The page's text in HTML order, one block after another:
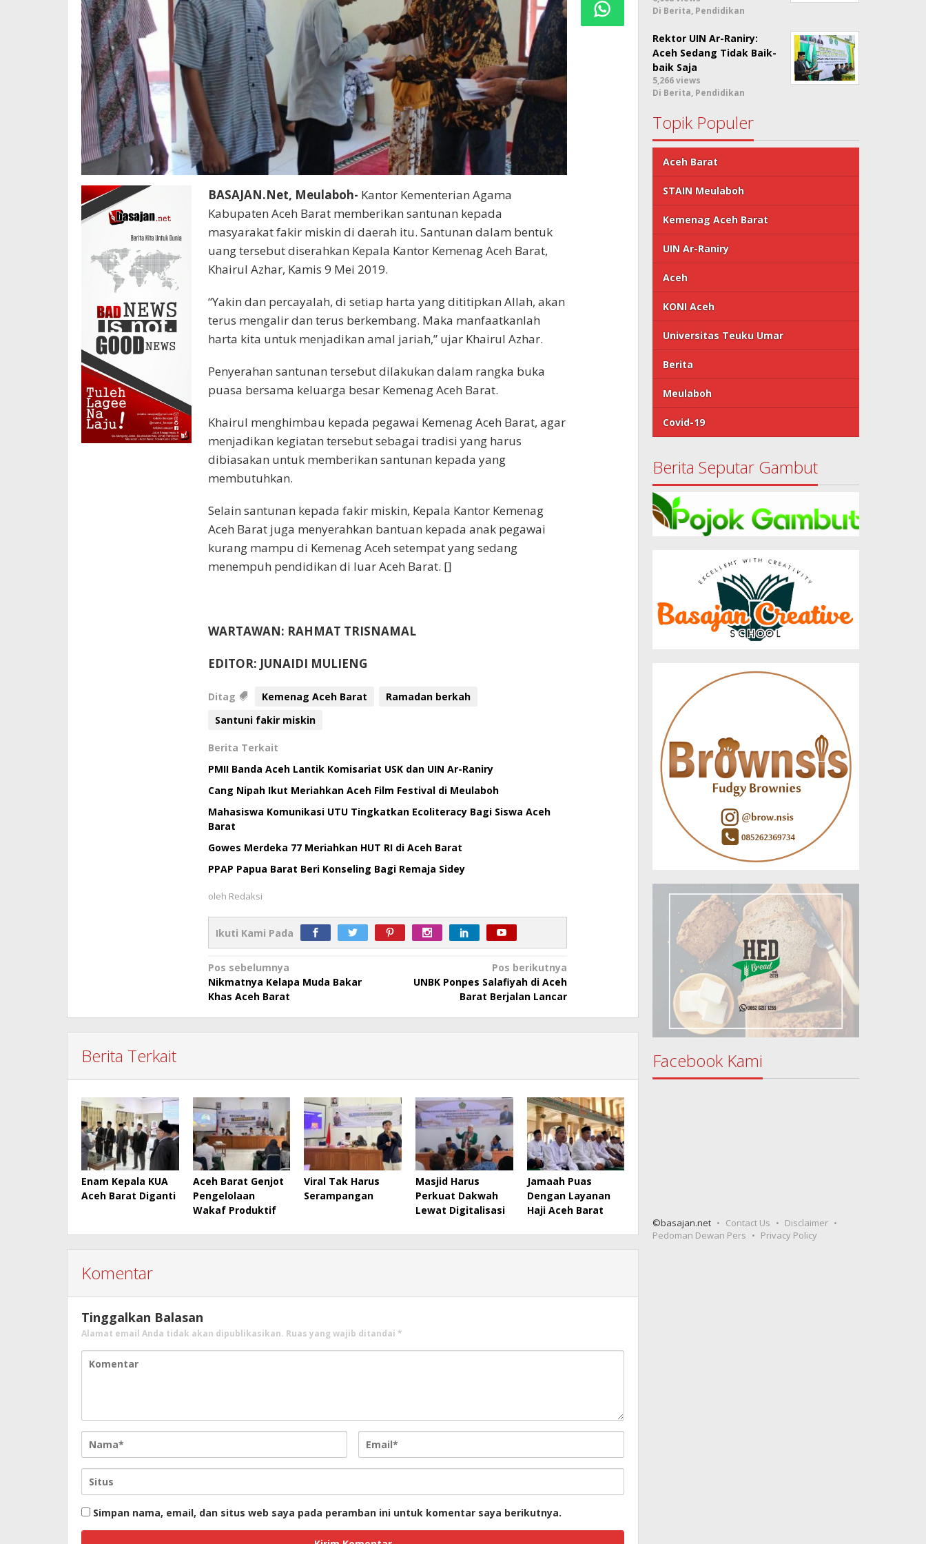
BASAJAN.Net, Meulaboh- Kantor Kementerian Agama
Kabupaten Aceh Barat memberikan santunan kepada
masyarakat fakir miskin di daerah itu. Santunan dalam bentuk
uang tersebut diserahkan Kepala Kantor Kemenag Aceh Barat,
Khairul Azhar, Kamis 9 Mei 2019.
“Yakin dan percayalah, di setiap harta yang dititipkan Allah, akan
terus mengalir dan terus berkembang. Maka manfaatkanlah
harta kita untuk menjadikan amal jariah,” ujar Khairul Azhar.
Penyerahan santunan tersebut dilakukan dalam rangka buka
puasa bersama keluarga besar Kemenag Aceh Barat.
Khairul menghimbau kepada pegawai Kemenag Aceh Barat, agar
menjadikan kegiatan tersebut sebagai tradisi yang harus
dibiasakan untuk memberikan santunan kepada yang
membutuhkan.
Selain santunan kepada fakir miskin, Kepala Kantor Kemenag
Aceh Barat juga menyerahkan bantuan kepada anak pegawai
kurang mampu di Kemenag Aceh setempat yang sedang
menempuh pendidikan di luar Aceh Barat. []
WARTAWAN: RAHMAT TRISNAMAL
EDITOR: JUNAIDI MULIENG
Ditag Kemenag Aceh Barat
Ramadan berkah
Santuni fakir miskin
Berita Terkait
PMII Banda Aceh Lantik Komisariat USK dan UIN Ar-Raniry
Cang Nipah Ikut Meriahkan Aceh Film Festival di Meulaboh
Mahasiswa Komunikasi UTU Tingkatkan Ecoliteracy Bagi Siswa Aceh
Barat
Gowes Merdeka 77 Meriahkan HUT RI di Aceh Barat
PPAP Papua Barat Beri Konseling Bagi Remaja Sidey
oleh Redaksi
Ikuti Kami Pada
Navigasi
pos
Pos sebelumnya
Nikmatnya Kelapa Muda Bakar
Khas Aceh Barat
Pos berikutnya
UNBK Ponpes Salafiyah di Aceh
Barat Berjalan Lancar
Berita Terkait
Enam Kepala KUA
Aceh Barat Diganti
Aceh Barat Genjot
Pengelolaan
Wakaf Produktif
Viral Tak Harus
Serampangan
Masjid Harus
Perkuat Dakwah
Lewat Digitalisasi
Jamaah Puas
Dengan Layanan
Haji Aceh Barat
Komentar
Tinggalkan Balasan
Alamat email Anda tidak akan dipublikasikan. Ruas yang wajib ditandai *
Simpan nama, email, dan situs web saya pada peramban ini untuk komentar saya berikutnya.
Di Berita, Pendidikan
Rektor UIN Ar-Raniry:
Aceh Sedang Tidak Baik-
baik Saja
5,266 views
Di Berita, Pendidikan
Topik Populer
Aceh Barat
STAIN Meulaboh
Kemenag Aceh Barat
UIN Ar-Raniry
Aceh
KONI Aceh
Universitas Teuku Umar
Berita
Meulaboh
Covid-19
Berita Seputar Gambut
Facebook Kami
©basajan.net Contact Us
Disclaimer
Pedoman Dewan Pers
Privacy Policy